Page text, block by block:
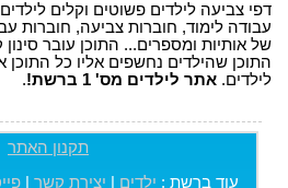
דפי צביעה לילדים פשוטים וקלים
עבודה לימוד, חוברות צביעה, חוברות
של אותיות ומספרים... התוכן עובר סינון
התוכן שהילדים נחשפים אליו כל התוכן
לילדים. אתר לילדים מס' 1 ברשת! .
תקנון האתר
עוד ברשת : ילדים יצירת קשר |